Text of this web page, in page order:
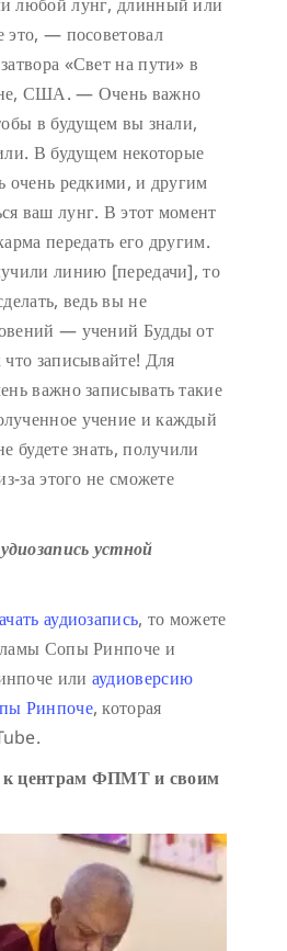
это, — посоветовал
«Свет на пути» в
США. — Очень важно
в будущем вы знали,
В будущем некоторые
очень редкими, и другим
ваш лунг. В этот момент
передать его другим.
линию [передачи], то
ведь вы не
— учений Будды от
записывайте! Для
важно записывать такие
учение и каждый
будете знать, получили
за этого не сможете
устной
аудиозапись, то можете
ламы Сопы Ринпоче и
или аудиоверсию
Ринпоче, которая
к центрам ФПМТ и своим